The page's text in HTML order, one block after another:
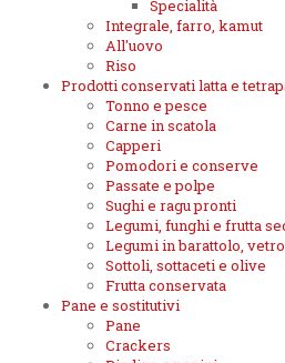
Specialità
Integrale, farro, kamut
All'uovo
Riso
Prodotti conservati latta e
Tonno e pesce
Carne in scatola
Capperi
Pomodori e conserve
Passate e polpe
Sughi e ragu pronti
Legumi, funghi e frutta
Legumi in barattolo, vetro
Sottoli, sottaceti e olive
Frutta conservata
Pane e sostitutivi
Pane
Crackers